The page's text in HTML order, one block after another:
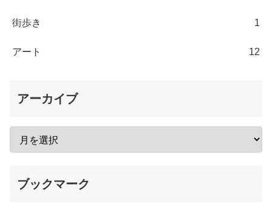
街歩き 1
アート 12
アーカイブ
ブックマーク